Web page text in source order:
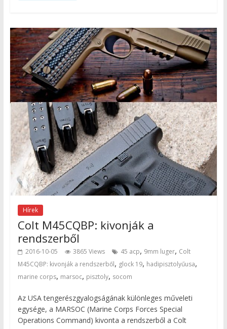
Hírek
Colt M45CQBP: kivonják a
rendszerből
2016-10-05 3865 Views 45 acp, 9mm luger, Colt
M45CQBP: kivonják a rendszerből, glock 19, hadipisztolyűusa,
marine corps, marsoc, pisztoly, socom
Az USA tengerészgyalogságának különleges műveleti
egysége, a MARSOC (Marine Corps Forces Special
Operations Command) kivonta a rendszerből a Colt